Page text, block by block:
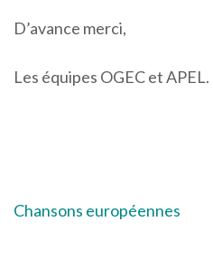
D’avance merci,
Les équipes OGEC et APEL.
Navigation
Chansons européennes